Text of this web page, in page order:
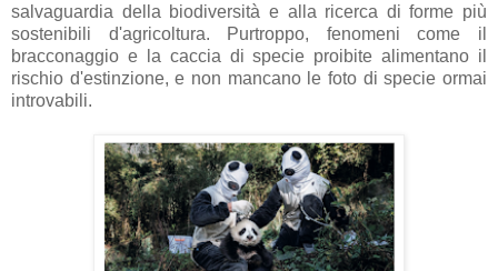
salvaguardia della biodiversità e alla ricerca di forme più
sostenibili d'agricoltura. Purtroppo, fenomeni come il
bracconaggio e la caccia di specie proibite alimentano il
rischio d'estinzione, e non mancano le foto di specie ormai
introvabili.